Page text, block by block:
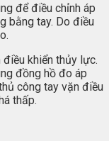
để điều chỉnh áp
bằng tay. Do điều
khiển thủy lực.
đồng hồ đo áp
công tay vặn điều
thấp.